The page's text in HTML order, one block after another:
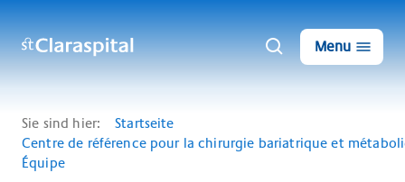
Menu
Sie sind hier:
Startseite
Centre de référence pour la chirurgie bariatrique et
Équipe